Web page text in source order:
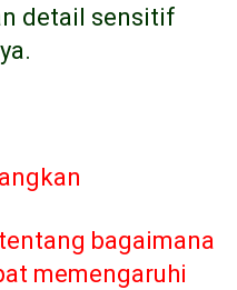
detail sensitif
bagaimana
memengaruhi